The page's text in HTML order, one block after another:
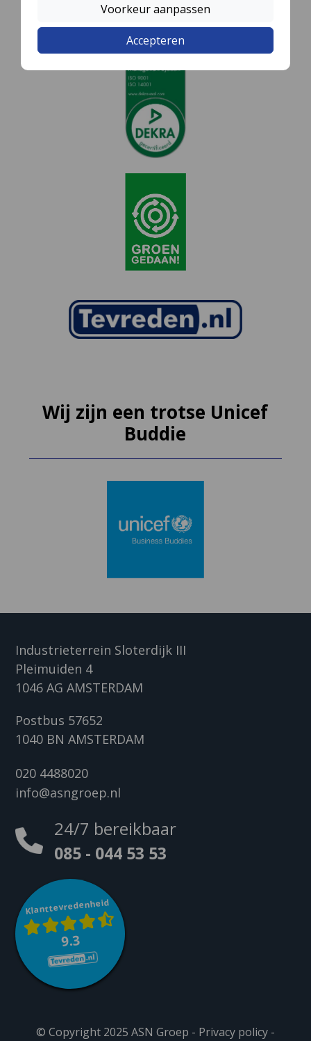
Wij zijn een trotse Unicef
Buddie
Industrieterrein Sloterdijk III
Pleimuiden 4
1046 AG AMSTERDAM
Postbus 57652
1040 BN AMSTERDAM
020 4488020
info@asngroep.nl
24/7 bereikbaar
085 - 044 53 53
Klanttevredenheid
9.3
© Copyright 2025 ASN Groep - Privacy policy-
Voorkeur aanpassen
Accepteren